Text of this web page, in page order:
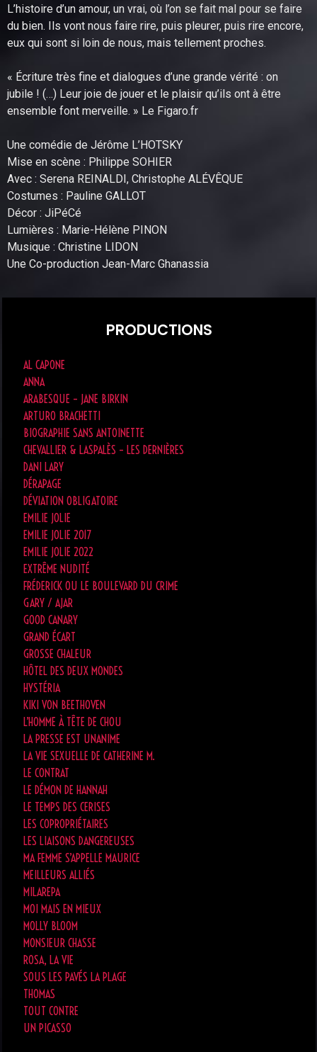
L’histoire d’un amour, un vrai, où l’on se fait mal pour se faire
du bien. Ils vont nous faire rire, puis pleurer, puis rire encore,
eux qui sont si loin de nous, mais tellement proches.
« Écriture très fine et dialogues d’une grande vérité : on
jubile ! (…) Leur joie de jouer et le plaisir qu’ils ont à être
ensemble font merveille. » Le Figaro.fr
Une comédie de Jérôme L’HOTSKY
Mise en scène : Philippe SOHIER
Avec : Serena REINALDI, Christophe ALÉVÊQUE
Costumes : Pauline GALLOT
Décor : JiPéCé
Lumières : Marie-Hélène PINON
Musique : Christine LIDON
Une Co-production Jean-Marc Ghanassia
PRODUCTIONS
AL CAPONE
ANNA
ARABESQUE – JANE BIRKIN
ARTURO BRACHETTI
BIOGRAPHIE SANS ANTOINETTE
CHEVALLIER & LASPALÈS – LES DERNIÈRES
DANI LARY
DÉRAPAGE
DÉVIATION OBLIGATOIRE
EMILIE JOLIE
EMILIE JOLIE 2017
EMILIE JOLIE 2022
EXTRÊME NUDITÉ
FRÉDERICK OU LE BOULEVARD DU CRIME
GARY / AJAR
GOOD CANARY
GRAND ÉCART
GROSSE CHALEUR
HÔTEL DES DEUX MONDES
HYSTÉRIA
KIKI VON BEETHOVEN
L’HOMME À TÊTE DE CHOU
LA PRESSE EST UNANIME
LA VIE SEXUELLE DE CATHERINE M.
LE CONTRAT
LE DÉMON DE HANNAH
LE TEMPS DES CERISES
LES COPROPRIÉTAIRES
LES LIAISONS DANGEREUSES
MA FEMME S’APPELLE MAURICE
MEILLEURS ALLIÉS
MILAREPA
MOI MAIS EN MIEUX
MOLLY BLOOM
MONSIEUR CHASSE
ROSA, LA VIE
SOUS LES PAVÉS LA PLAGE
THOMAS
TOUT CONTRE
UN PICASSO